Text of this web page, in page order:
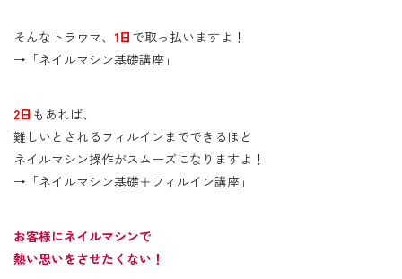
そんなトラウマ、 1日 で取っ払いますよ！
→「ネイルマシン基礎講座」
2日 もあれば、
難しいとされるフィルインまでできるほど
ネイルマシン操作がスムーズになりますよ！
→「ネイルマシン基礎＋フィルイン講座」
お客様にネイルマシンで
熱い思いをさせたくない！